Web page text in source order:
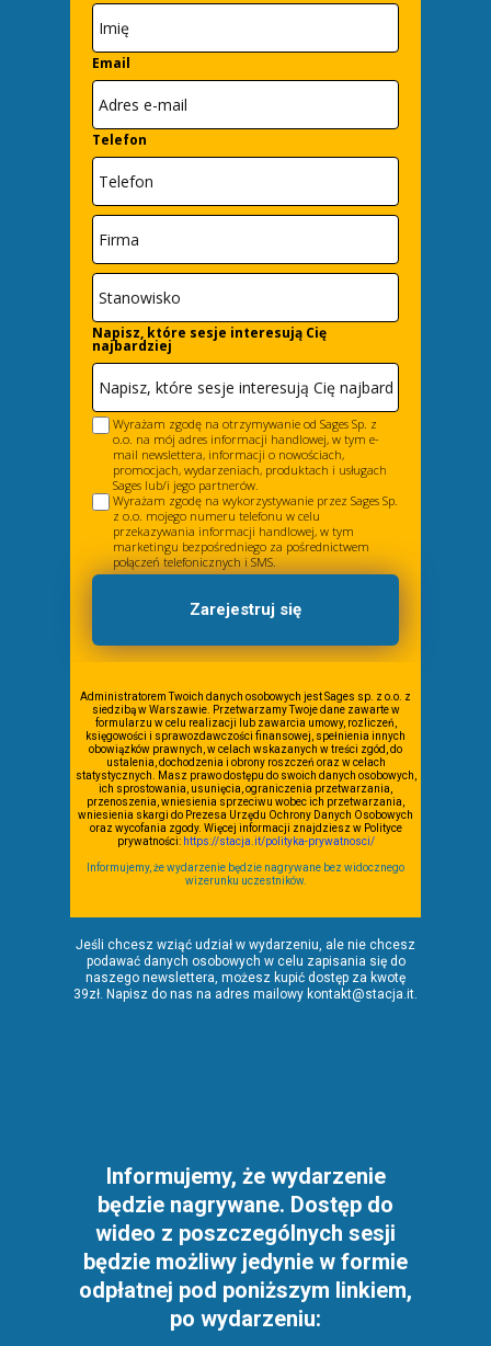
Email
Telefon
Napisz, które sesje interesują Cię
najbardziej
Wyrażam zgodę na otrzymywanie od Sages Sp. z
o.o. na mój adres informacji handlowej, w tym e-
mail newslettera, informacji o nowościach,
promocjach, wydarzeniach, produktach i usługach
Sages lub/i jego partnerów.
Wyrażam zgodę na wykorzystywanie przez Sages Sp.
z o.o. mojego numeru telefonu w celu
przekazywania informacji handlowej, w tym
marketingu bezpośredniego za pośrednictwem
połączeń telefonicznych i SMS.
Zarejestruj się
Informujemy, że wydarzenie
będzie nagrywane. Dostęp do
wideo z poszczególnych sesji
będzie możliwy jedynie w formie
odpłatnej pod poniższym linkiem,
po wydarzeniu:
Administratorem Twoich danych osobowych jest Sages sp. z o.o. z
siedzibą w Warszawie. Przetwarzamy Twoje dane zawarte w
formularzu w celu realizacji lub zawarcia umowy, rozliczeń,
księgowości i sprawozdawczości finansowej, spełnienia innych
obowiązków prawnych, w celach wskazanych w treści zgód, do
ustalenia, dochodzenia i obrony roszczeń oraz w celach
statystycznych. Masz prawo dostępu do swoich danych osobowych,
ich sprostowania, usunięcia, ograniczenia przetwarzania,
przenoszenia, wniesienia sprzeciwu wobec ich przetwarzania,
wniesienia skargi do Prezesa Urzędu Ochrony Danych Osobowych
oraz wycofania zgody. Więcej informacji znajdziesz w Polityce
prywatności: https://stacja.it/polityka-prywatnosci/
Informujemy, że wydarzenie będzie nagrywane bez widocznego
wizerunku uczestników.
Jeśli chcesz wziąć udział w wydarzeniu, ale nie chcesz
podawać danych osobowych w celu zapisania się do
naszego newslettera, możesz kupić dostęp za kwotę
39zł. Napisz do nas na adres mailowy kontakt@stacja.it.